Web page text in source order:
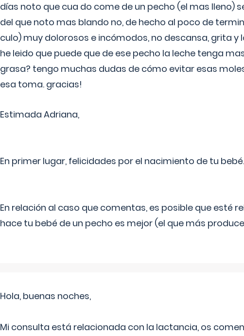
días noto que cua do come de un pecho (el mas lleno)
del que noto mas blando no, de hecho al poco de
culo) muy dolorosos e incómodos, no descansa, grita
he leido que puede que de ese pecho la leche tenga
grasa? tengo muchas dudas de cómo evitar esas
esa toma. gracias!
Estimada Adriana,
En primer lugar, felicidades por el nacimiento de tu bebé.
En relación al caso que comentas, es posible que esté
hace tu bebé de un pecho es mejor (el que más
Hola, buenas noches,
Mi consulta está relacionada con la lactancia, os